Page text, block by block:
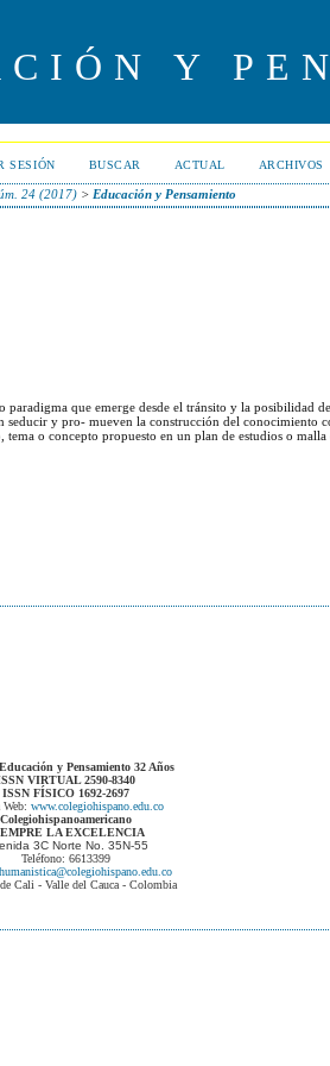
Y
SESIÓN BUSCAR ACTUAL ARCHIVOS
24 (2017) > Educación y Pensamiento
que emerge desde el tránsito y la posibilidad
seducir y pro- mueven la construcción del conocimiento
o concepto propuesto en un plan de estudios o
y Pensamiento 32 Años
VIRTUAL 2590-8340
ISSN FÍSICO 1692-2697
Web:www.colegiohispano.edu.co
Colegiohispanoamericano
LA EXCELENCIA
3C Norte No. 35N-55
Teléfono: 6613399
humanistica@colegiohispano.edu.co
Cali - Valle del Cauca - Colombia